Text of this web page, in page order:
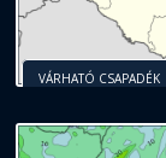
VÁRHATÓ CSAPADÉK